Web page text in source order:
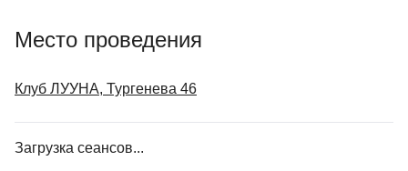
Место проведения
Клуб ЛУУНА, Тургенева 46
Загрузка сеансов...